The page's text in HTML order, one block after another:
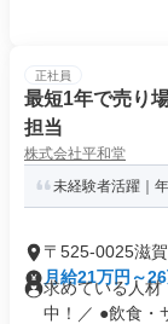
正社員
最短1年で売り
担当
株式会社平和堂
未経験者活躍｜
〒525-0025滋
月給21万円～
求めている人
中！／ ●飲食・